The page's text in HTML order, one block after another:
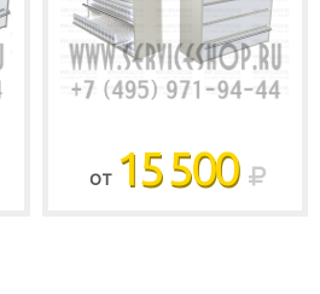
ОТ 15 500